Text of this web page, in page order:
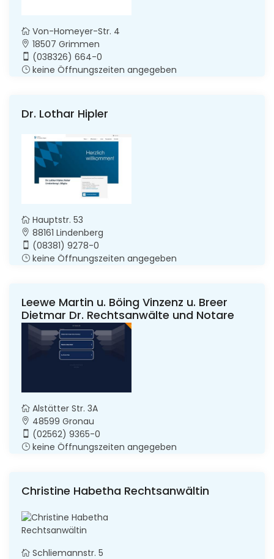
Von-Homeyer-Str. 4
18507 Grimmen
(038326) 664-0
keine Öffnungszeiten angegeben
Dr. Lothar Hipler
Hauptstr. 53
88161 Lindenberg
(08381) 9278-0
keine Öffnungszeiten angegeben
Leewe Martin u. Böing Vinzenz u. Breer
Dietmar Dr. Rechtsanwälte und Notare
Alstätter Str. 3A
48599 Gronau
(02562) 9365-0
keine Öffnungszeiten angegeben
Christine Habetha Rechtsanwältin
Schliemannstr. 5